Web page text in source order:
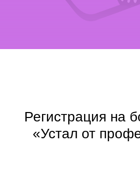
Регистрация на
«Устал от